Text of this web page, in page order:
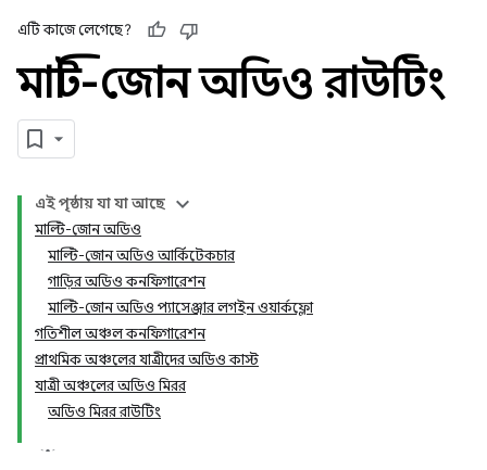
এটি কাজে লেগেছে?
মাল্টি-জোন অডিও রাউটিং
এই পৃষ্ঠায় যা যা আছে
মাল্টি-জোন অডিও
মাল্টি-জোন অডিও আর্কিটেকচার
গাড়ির অডিও কনফিগারেশন
মাল্টি-জোন অডিও প্যাসেঞ্জার লগইন ওয়ার্কফ্লো
গতিশীল অঞ্চল কনফিগারেশন
প্রাথমিক অঞ্চলের যাত্রীদের অডিও কাস্ট
যাত্রী অঞ্চলের অডিও মিরর
অডিও মিরর রাউটিং